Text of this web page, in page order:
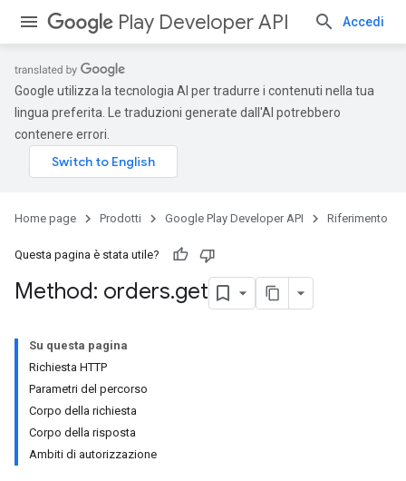
Play Developer API Accedi
Google utilizza la tecnologia AI per tradurre i contenuti nella tua
lingua preferita. Le traduzioni generate dall'AI potrebbero
contenere errori.
Home page Prodotti Google Play Developer API Riferimento
Questa pagina è stata utile?
Method: orders.get
Su questa pagina
Richiesta HTTP
Parametri del percorso
Corpo della richiesta
Corpo della risposta
Ambiti di autorizzazione